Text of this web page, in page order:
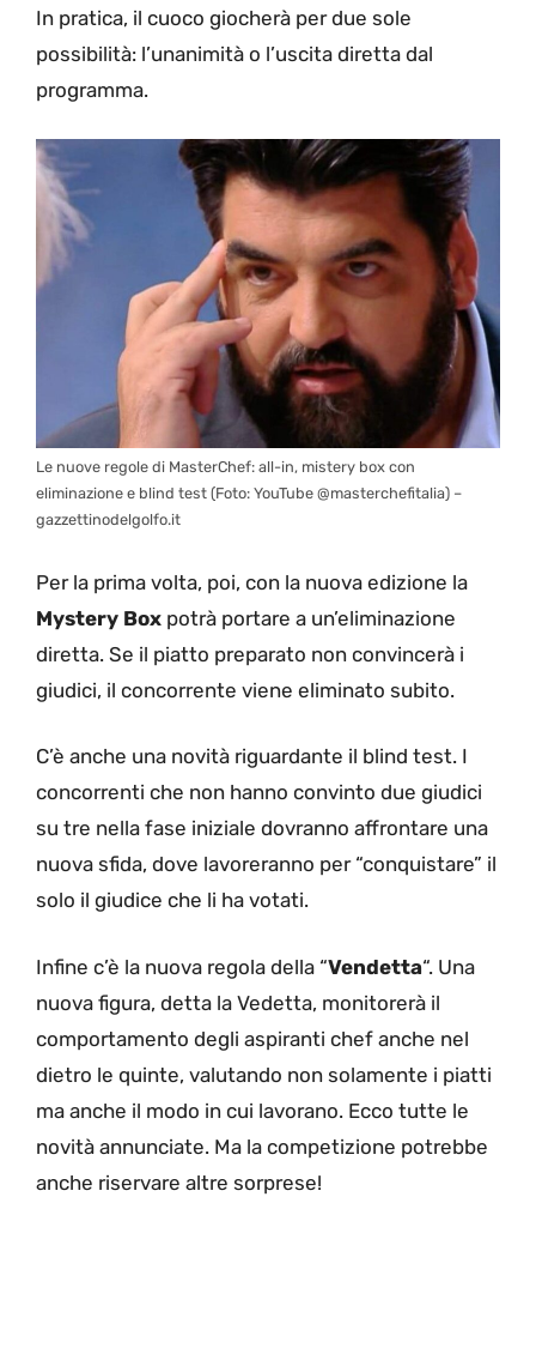
In pratica, il cuoco giocherà per due sole
possibilità: l’unanimità o l’uscita diretta dal
programma.
Le nuove regole di MasterChef: all-in, mistery box con
eliminazione e blind test (Foto: YouTube @masterchefitalia) –
gazzettinodelgolfo.it
Per la prima volta, poi, con la nuova edizione la
Mystery Box potrà portare a un’eliminazione
diretta. Se il piatto preparato non convincerà i
giudici, il concorrente viene eliminato subito.
C’è anche una novità riguardante il blind test. I
concorrenti che non hanno convinto due giudici
su tre nella fase iniziale dovranno affrontare una
nuova sfida, dove lavoreranno per “conquistare” il
solo il giudice che li ha votati.
Infine c’è la nuova regola della “Vendetta“. Una
nuova figura, detta la Vedetta, monitorerà il
comportamento degli aspiranti chef anche nel
dietro le quinte, valutando non solamente i piatti
ma anche il modo in cui lavorano. Ecco tutte le
novità annunciate. Ma la competizione potrebbe
anche riservare altre sorprese!